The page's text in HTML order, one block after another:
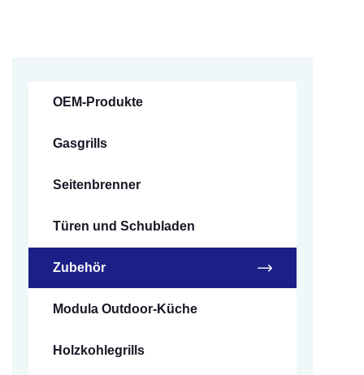
OEM-Produkte
Gasgrills
Seitenbrenner
Türen und Schubladen
Zubehör
Modula Outdoor-Küche
Holzkohlegrills